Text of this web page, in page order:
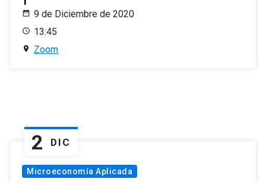
9 de Diciembre de 2020
13:45
Zoom
2 DIC
Microeconomía Aplicada